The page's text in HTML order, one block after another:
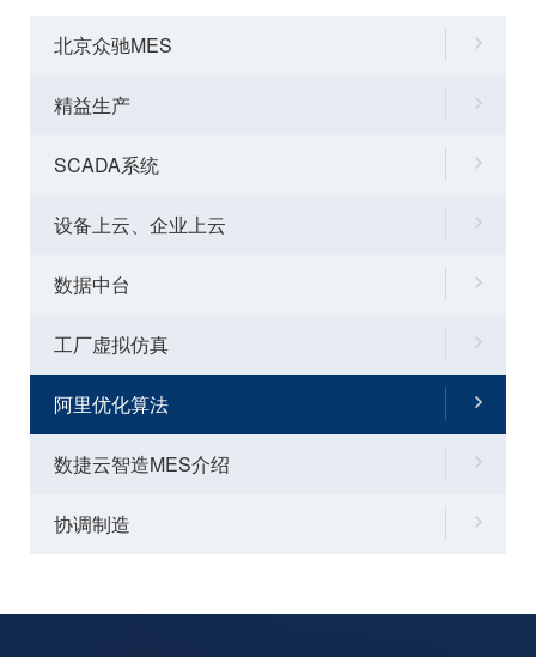
北京众驰MES
精益生产
SCADA系统
设备上云、企业上云
数据中台
工厂虚拟仿真
阿里优化算法
数捷云智造MES介绍
协调制造